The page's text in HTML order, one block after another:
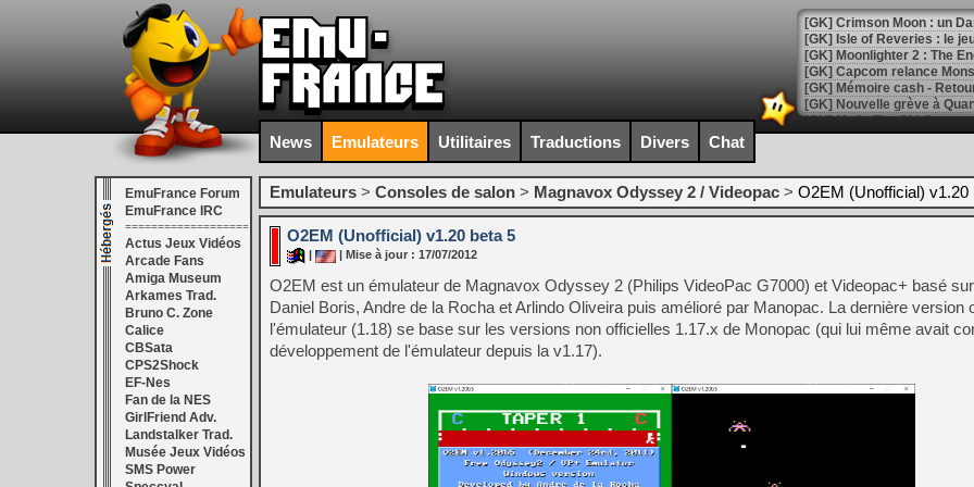
[GK] Isle of Reveries : le
[GK] Moonlighter 2 : The
[GK] Capcom relance
[Mo5] Deux inédits du
[GK] Le beat'em up The
[GK] Endless Legend 2 :
[LS] [PS5] Le WebKit
[GK] Oubliez Crazy Taxi,
[LS] [Switch] NSZ 5.0.0
[GK] No More Room in
[GK] Un chatbot Atelier
[GK] Mémoire cash -
[GK] Nvidia : le prix des
[GK] Suikoden Star Leap
News Emulateurs Utilitaires Traductions Divers Chat
EmuFrance Forum
EmuFrance IRC
===================
Actus Jeux Vidéos
Arcade Fans
Amiga Museum
Arkames Trad.
Bruno C. Zone
Calice
CBSata
CPS2Shock
EF-Nes
Fan de la NES
GirlFriend Adv.
Landstalker Trad.
Musée Jeux Vidéos
SMS Power
Emulateurs > Consoles de salon > Magnavox Odyssey 2 / Videopac > O2EM (Unofficial) v1.20
O2EM (Unofficial) v1.20 beta 5
| Mise à jour : 17/07/2012
O2EM est un émulateur de Magnavox Odyssey 2 (Philips VideoPac G7000) et Videopac+ basé
Daniel Boris, Andre de la Rocha et Arlindo Oliveira puis amélioré par Manopac. La dernière version
l'émulateur (1.18) se base sur les versions non officielles 1.17.x de Monopac (qui lui même avait
développement de l'émulateur depuis la v1.17).